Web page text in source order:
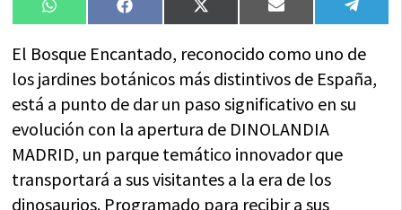
Compartir
en
WhatsAppCompartir
en
FacebookCompartir
en
X
(Twitter)
Compartir
en
Email
en
El Bosque Encantado, reconocido como uno de
los jardines botánicos más distintivos de España,
está a punto de dar un paso significativo en su
evolución con la apertura de DINOLANDIA
MADRID, un parque temático innovador que
transportará a sus visitantes a la era de los
dinosaurios. Programado para recibir a sus